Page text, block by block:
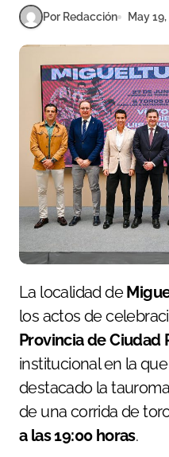
Por Redacción May
La localidad de
los actos de
Provincia de Ciudad
institucional en la
destacado la
de una corrida de
a las 19:00 horas.